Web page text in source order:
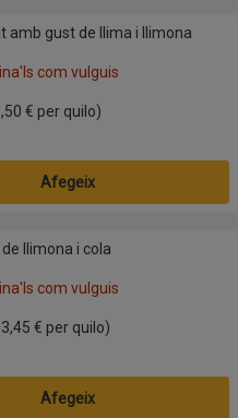
amb gust de llima i llimona
com vulguis
€ per quilo)
Afegeix
de llimona i cola
com vulguis
€ per quilo)
Afegeix